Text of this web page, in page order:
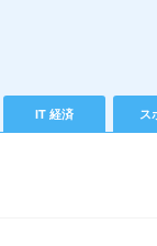
IT 経済 ス